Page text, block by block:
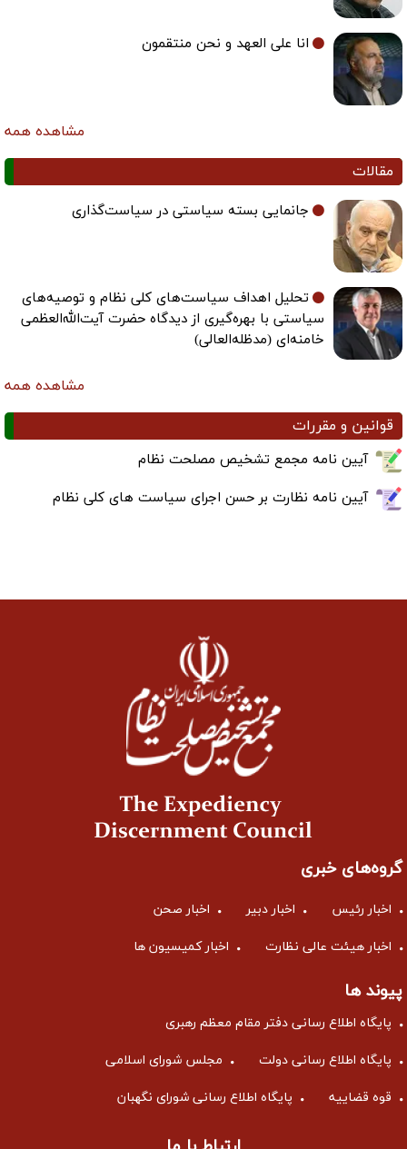
انا علی العهد و نحن منتقمون
مشاهده همه
مقالات
جانمایی بسته سیاستی در سیاست‌گذاری
تحلیل اهداف سیاست‌های کلی نظام و توصیه‌های
سیاستی با بهره‌گیری از دیدگاه حضرت آیت‌الله‌العظمی
خامنه‌ای (مدظله‌العالی)
مشاهده همه
قوانین و مقررات
آیین نامه مجمع تشخیص مصلحت نظام
آیین نامه نظارت بر حسن اجرای سیاست های کلی نظام
گروه‌های خبری
اخبار رئیس اخبار دبیر اخبار صحن
اخبار هیئت عالی نظارت اخبار کمیسیون ها
پیوند ها
پایگاه اطلاع رسانی دفتر مقام معظم رهبری
پایگاه اطلاع رسانی دولت مجلس شورای اسلامی
قوه قضاییه پایگاه اطلاع رسانی شورای نگهبان